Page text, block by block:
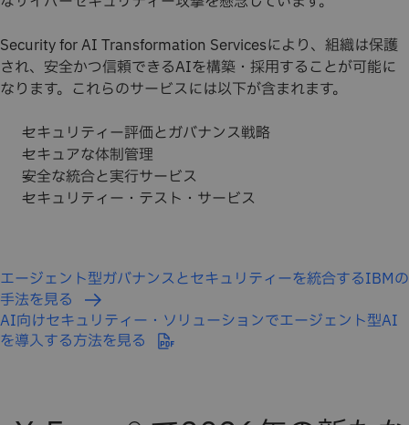
Security for AI Transformation Servicesにより、組織は保護
され、安全かつ信頼できるAIを構築・採用することが可能に
なります。これらのサービスには以下が含まれます。
セキュリティー評価とガバナンス戦略
セキュアな体制管理
安全な統合と実行サービス
セキュリティー・テスト・サービス
エージェント型ガバナンスとセキュリティーを統合するIBMの
手法を見る
AI向けセキュリティー・ソリューションでエージェント型AI
を導入する方法を見る